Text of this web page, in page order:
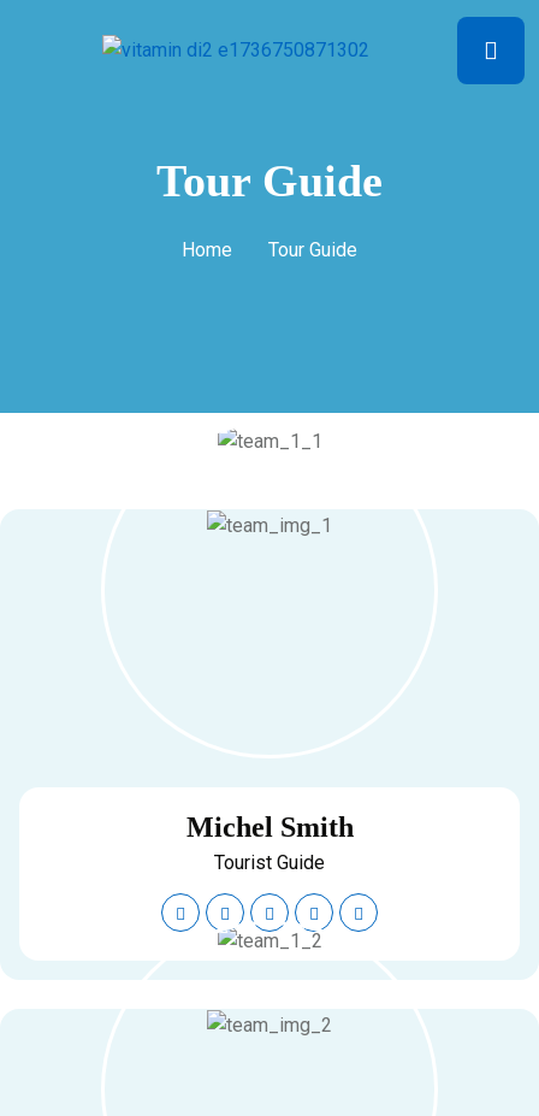
Tour Guide
Home Tour Guide
Michel Smith
Tourist Guide